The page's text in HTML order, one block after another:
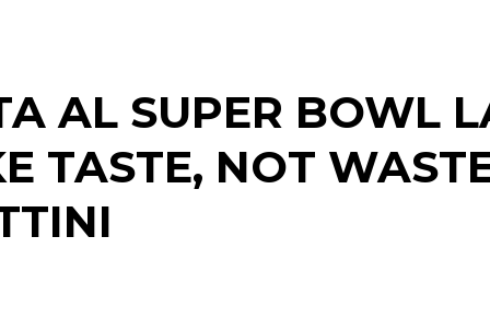
TREND
CASE HISTORY
OPINIONI
AL SUPER BOWL
TASTE, NOT